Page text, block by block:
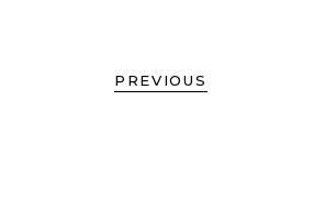
PREVIOUS